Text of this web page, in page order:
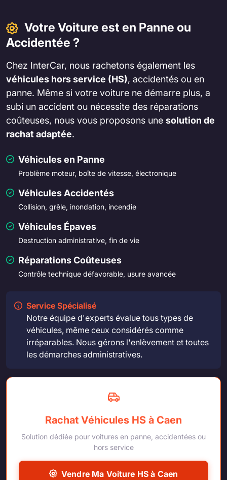
Votre Voiture est en Panne ou
Accidentée ?
Chez InterCar, nous rachetons également les
véhicules hors service (HS), accidentés ou en
panne. Même si votre voiture ne démarre plus, a
subi un accident ou nécessite des réparations
coûteuses, nous vous proposons une solution de
rachat adaptée.
Véhicules en Panne
Problème moteur, boîte de vitesse, électronique
Véhicules Accidentés
Collision, grêle, inondation, incendie
Véhicules Épaves
Destruction administrative, fin de vie
Réparations Coûteuses
Contrôle technique défavorable, usure avancée
Service Spécialisé
Notre équipe d'experts évalue tous types de
véhicules, même ceux considérés comme
irréparables. Nous gérons l'enlèvement et toutes
les démarches administratives.
Rachat Véhicules HS à Caen
Solution dédiée pour voitures en panne, accidentées ou
hors service
Vendre Ma Voiture HS à Caen